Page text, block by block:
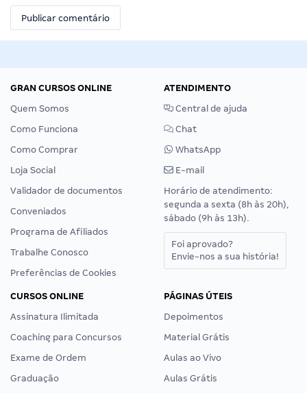
GRAN CURSOS ONLINE
Quem Somos
Como Funciona
Como Comprar
Loja Social
Validador de documentos
Conveniados
Programa de Afiliados
Trabalhe Conosco
Preferências de Cookies
ATENDIMENTO
Central de ajuda
Chat
WhatsApp
E-mail
Horário de atendimento:
segunda a sexta (8h às 20h),
sábado (9h às 13h).
Foi aprovado?
Envie-nos a sua história!
CURSOS ONLINE
Assinatura Ilimitada
Coaching para Concursos
Exame de Ordem
Graduação
PÁGINAS ÚTEIS
Depoimentos
Material Grátis
Aulas ao Vivo
Aulas Grátis